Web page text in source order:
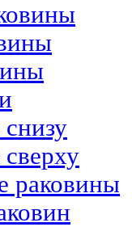
раковины